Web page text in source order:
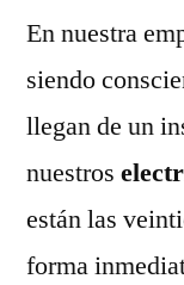
En nuestra
siendo
llegan de un
nuestros
están las
forma